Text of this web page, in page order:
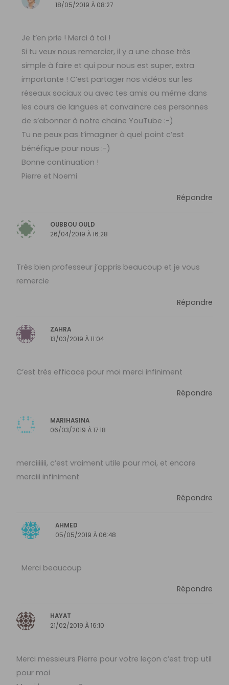
18/05/2019 À 08:27
Je t’en prie ! Merci à toi !
Si tu veux nous remercier, il y a une chose très
simple à faire et qui pour nous est super, extra
importante ! C’est partager nos vidéos sur les
réseaux sociaux ou avec tes amis ou même dans
les cours de langues et convaincre ces personnes
de s’abonner à notre chaine YouTube :-)
Tu ne peux pas t’imaginer à quel point c’est
bénéfique pour nous :-)
Bonne continuation !
Pierre et Noemi
Répondre
OUBBOU OULD
26/04/2019 À 16:28
Très bien professeur j’appris beaucoup et je vous
remercie
Répondre
ZAHRA
13/03/2019 À 11:04
C’est très efficace pour moi merci infiniment
Répondre
MARIHASINA
06/03/2019 À 17:18
merciiiiiii, c’est vraiment utile pour moi, et encore
merciii infiniment
Répondre
AHMED
05/05/2019 À 06:48
Merci beaucoup
Répondre
HAYAT
21/02/2019 À 16:10
Merci messieurs Pierre pour votre leçon c’est trop util
pour moi